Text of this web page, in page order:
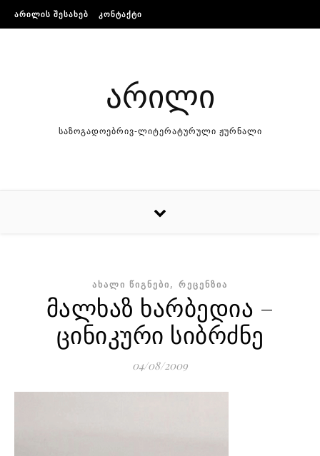
Skip to content
ᲐᲠᲘᲚᲘᲡ ᲨᲔᲡᲐᲮᲔᲑ ᲙᲝᲜᲢᲐᲥᲢᲘ
არილი
საზოგადოებრივ-ლიტერატურული ჟურნალი
ᲐᲮᲐᲚᲘ ᲬᲘᲒᲜᲔᲑᲘ, ᲠᲔᲪᲔᲜᲖᲘᲐ
მალხაზ ხარბედია –
ცინიკური სიბრძნე
04/08/2009